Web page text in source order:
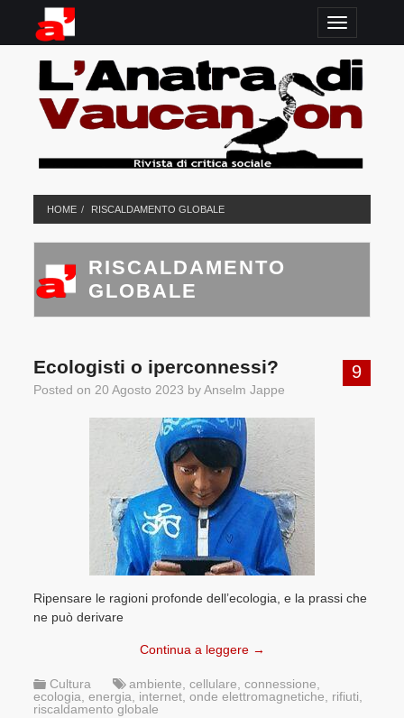
TOGGLE
HOME RISCALDAMENTO GLOBALE
RISCALDAMENTO
GLOBALE
9
Ecologisti o iperconnessi?
Posted on 20 Agosto 2023 by Anselm Jappe
Ripensare le ragioni profonde dell’ecologia, e la prassi che
ne può derivare
Continua a leggere →
Cultura ambiente ,cellulare ,connessione
ecologia ,energia internet ,onde elettromagnetiche rifiuti
riscaldamento globale